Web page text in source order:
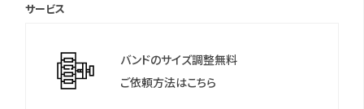
＊保証書について
サービス
バンドのサイズ調整無料
ご依頼方法はこちら